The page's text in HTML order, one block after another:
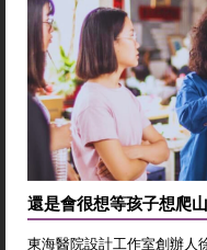
還是會很想等孩子想爬
東海醫院設計工作室創辦人